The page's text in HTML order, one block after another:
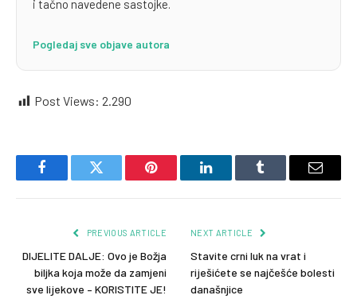
i tačno navedene sastojke.
Pogledaj sve objave autora
Post Views: 2.290
FacebookTwitter Pinterest LinkedInTumblr Email
PREVIOUS ARTICLE
DIJELITE DALJE: Ovo je Božja
biljka koja može da zamjeni
sve lijekove – KORISTITE JE!
NEXT ARTICLE
Stavite crni luk na vrat i
riješićete se najčešće bolesti
današnjice